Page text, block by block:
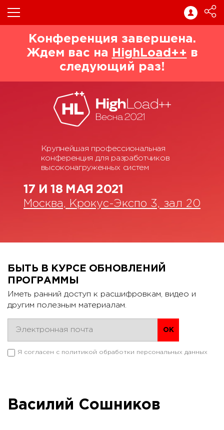
Конференция завершена.
Ждем вас на
HighLoad++ в
следующий раз!
Крупнейшая профессиональная
конференция для разработчиков
высоконагруженных систем
17 И 18 МАЯ 2021
Москва, Крокус-Экспо 3, зал 20
Василий Сошников
БЫТЬ В КУРСЕ ОБНОВЛЕНИЙ
ПРОГРАММЫ
Иметь ранний доступ к расшифровкам, видео и
другим полезным материалам.
Я согласен с политикой обработки персональных данных